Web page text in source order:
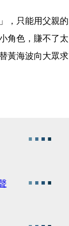
，只能用父親的
角色，賺不了太
黃海波向大眾求